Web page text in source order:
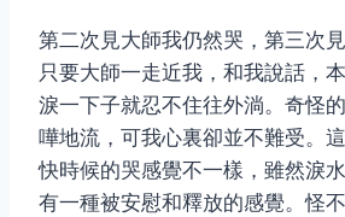
第二次見大師我仍然哭，第三次
只要大師一走近我，和我說話，
淚一下子就忍不住往外淌。奇怪
嘩地流，可我心裏卻並不難受。
快時候的哭感覺不一樣，雖然淚
有一種被安慰和釋放的感覺。怪